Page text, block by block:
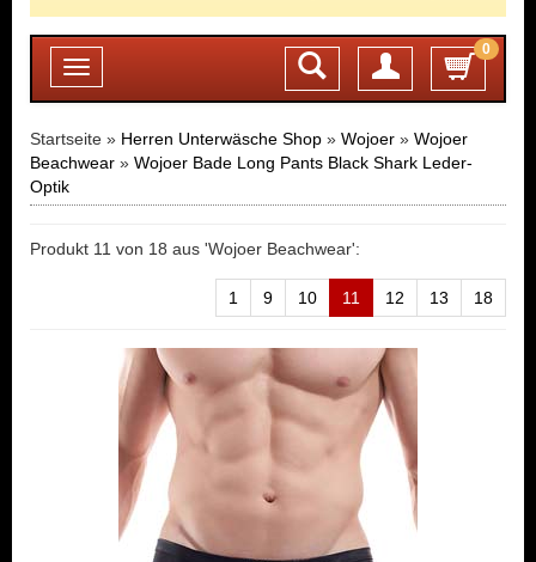
Toggle
navigation
0
Login
Startseite » Herren Unterwäsche Shop » Wojoer » Wojoer
Beachwear » Wojoer Bade Long Pants Black Shark Leder-
Optik
Produkt 11 von 18 aus 'Wojoer Beachwear':
1 9 10 11 12 13 18